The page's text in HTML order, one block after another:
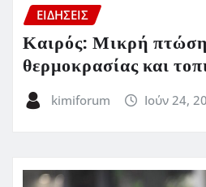
ΕΙΔΗΣΕΙΣ
Καιρός: Μικρή
θερμοκρασίας και
kimiforum Ιούν 24,